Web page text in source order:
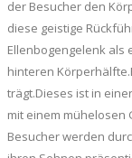
der Besucher den
diese geistige
Ellenbogengelenk als
hinteren
trägt.Dieses ist in
mit einem mühelosen
Besucher werden